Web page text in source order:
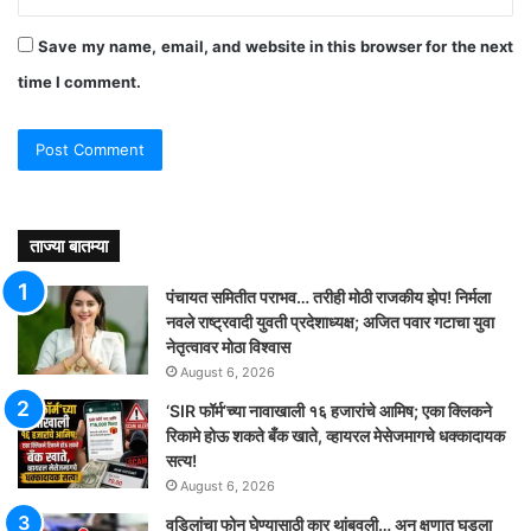
Save my name, email, and website in this browser for the next
time I comment.
ताज्या बातम्या
पंचायत समितीत पराभव… तरीही मोठी राजकीय झेप! निर्मला
नवले राष्ट्रवादी युवती प्रदेशाध्यक्ष; अजित पवार गटाचा युवा
नेतृत्वावर मोठा विश्वास
August 6, 2026
‘SIR फॉर्म’च्या नावाखाली १६ हजारांचे आमिष; एका क्लिकने
रिकामे होऊ शकते बँक खाते, व्हायरल मेसेजमागचे धक्कादायक
सत्य!
August 6, 2026
वडिलांचा फोन घेण्यासाठी कार थांबवली… अन् क्षणात घडला